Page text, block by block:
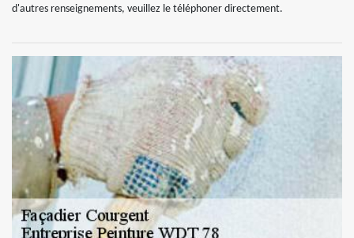
d'autres renseignements, veuillez le téléphoner directement.